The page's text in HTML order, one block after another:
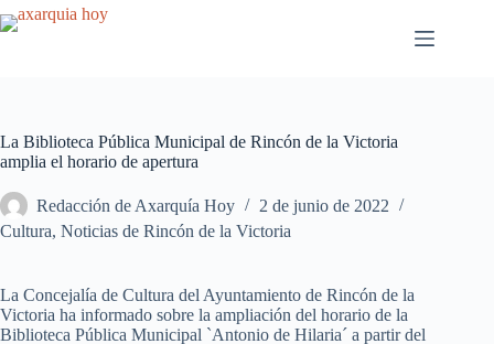
Saltar
al
La Biblioteca Pública Municipal de Rincón de la Victoria
amplia el horario de apertura
Redacción de Axarquía Hoy
2 de junio de 2022
Cultura, Noticias de Rincón de la Victoria
La Concejalía de Cultura del Ayuntamiento de Rincón de la
Victoria ha informado sobre la ampliación del horario de la
Biblioteca Pública Municipal `Antonio de Hilaria´ a partir del